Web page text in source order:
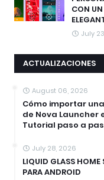
CON UN
July
ACTUALIZACIONES
August 06, 2026
Cómo importar
de Nova Launcher
Tutorial paso a
July 28, 2026
LIQUID GLASS HOME
PARA ANDROID